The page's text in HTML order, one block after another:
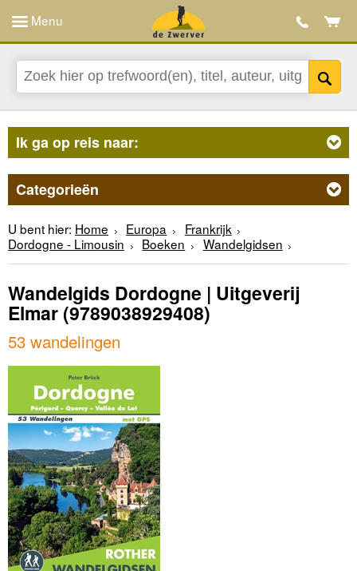
Menu
Ik ga op reis naar:
Categorieën
U bent hier: Home Europa
Frankrijk
Dordogne - Limousin
Boeken Wandelgidsen
Wandelgids Dordogne | Uitgeverij
Elmar (9789038929408)
53 wandelingen